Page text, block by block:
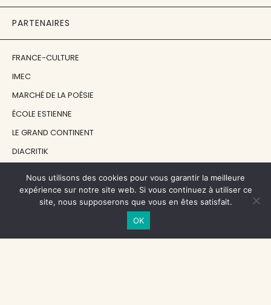
PARTENAIRES
FRANCE-CULTURE
IMEC
MARCHÉ DE LA POÉSIE
ÉCOLE ESTIENNE
LE GRAND CONTINENT
DIACRITIK
NOS SOUTIENS
CENTRE NATIONAL DU LIVRE
Nous utilisons des cookies pour vous garantir la meilleure
expérience sur notre site web. Si vous continuez à utiliser ce
site, nous supposerons que vous en êtes satisfait.
OK